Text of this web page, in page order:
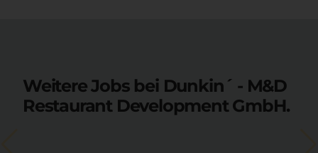
Weitere Jobs bei Dunkin´ - M&D
Restaurant Development GmbH.